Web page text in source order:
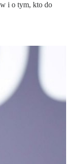
i o tym, kto do